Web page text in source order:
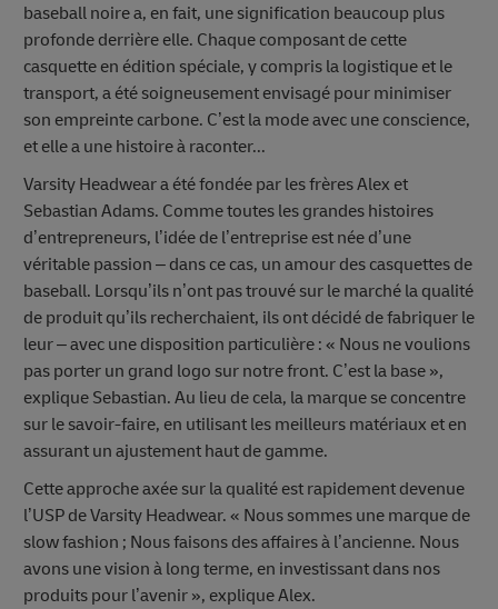
baseball noire a, en fait, une signification beaucoup plus
profonde derrière elle. Chaque composant de cette
casquette en édition spéciale, y compris la logistique et le
transport, a été soigneusement envisagé pour minimiser
son empreinte carbone. C’est la mode avec une conscience,
et elle a une histoire à raconter...
Varsity Headwear a été fondée par les frères Alex et
Sebastian Adams. Comme toutes les grandes histoires
d’entrepreneurs, l’idée de l’entreprise est née d’une
véritable passion – dans ce cas, un amour des casquettes de
baseball. Lorsqu’ils n’ont pas trouvé sur le marché la qualité
de produit qu’ils recherchaient, ils ont décidé de fabriquer le
leur – avec une disposition particulière : « Nous ne voulions
pas porter un grand logo sur notre front. C’est la base »,
explique Sebastian. Au lieu de cela, la marque se concentre
sur le savoir-faire, en utilisant les meilleurs matériaux et en
assurant un ajustement haut de gamme.
Cette approche axée sur la qualité est rapidement devenue
l’USP de Varsity Headwear. « Nous sommes une marque de
slow fashion ; Nous faisons des affaires à l’ancienne. Nous
avons une vision à long terme, en investissant dans nos
produits pour l’avenir », explique Alex.